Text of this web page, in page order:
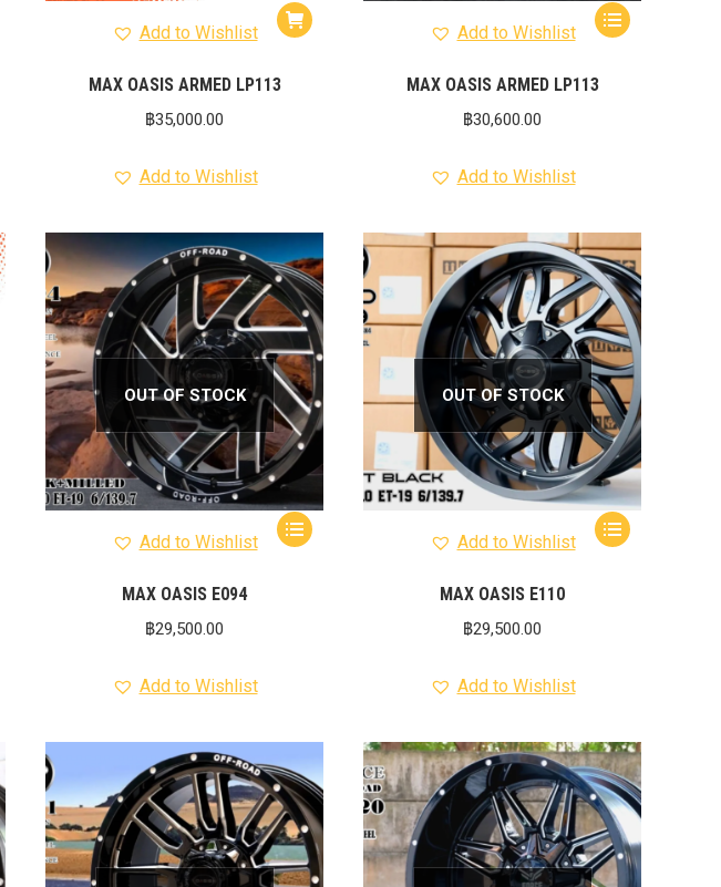
Add to Wishlist
MAX OASIS ARMED LP113
฿35,000.00
Add to Wishlist
Add to Wishlist
MAX OASIS ARMED LP113
฿30,600.00
Add to Wishlist
OUT OF STOCK
Add to Wishlist
MAX OASIS E094
฿29,500.00
Add to Wishlist
OUT OF STOCK
Add to Wishlist
MAX OASIS E110
฿29,500.00
Add to Wishlist